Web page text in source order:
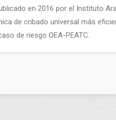
en 2016 por el Instituto
de cribado universal más
de riesgo OEA-PEATC.